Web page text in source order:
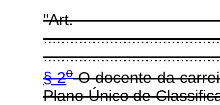
§ 2oO docente da
Plano Único de